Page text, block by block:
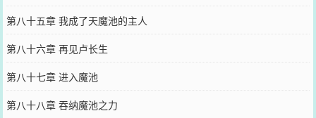
第八十五章 我成了天魔池的主人
第八十六章 再见卢长生
第八十七章 进入魔池
第八十八章 吞纳魔池之力